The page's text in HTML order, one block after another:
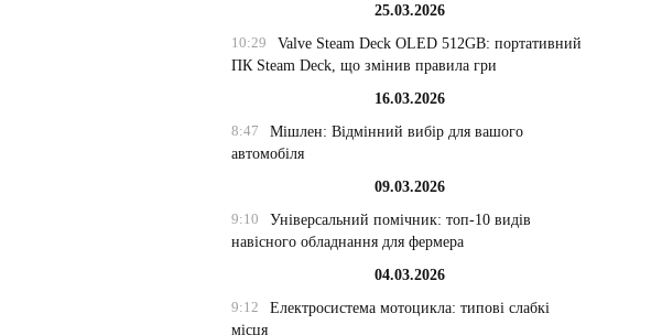
25.03.2026
10:29
Valve Steam Deck OLED 512GB: портативний
ПК Steam Deck, що змінив правила гри
16.03.2026
8:47
Мішлен: Відмінний вибір для вашого
автомобіля
09.03.2026
9:10
Універсальний помічник: топ-10 видів
навісного обладнання для фермера
04.03.2026
9:12
Електросистема мотоцикла: типові слабкі
місця